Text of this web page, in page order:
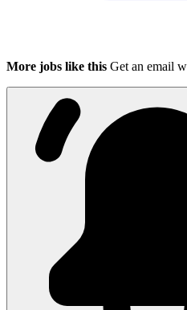
More jobs like this Get an email